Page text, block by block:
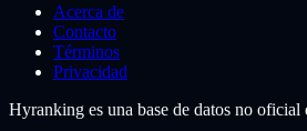
Acerca de
Contacto
Términos
Privacidad
Hyranking es una base de datos no